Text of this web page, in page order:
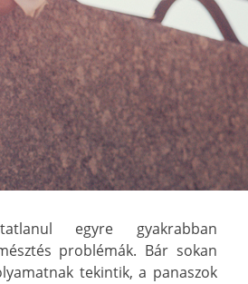
egyre gyakrabban
problémák. Bár sokan
tekintik, a panaszok